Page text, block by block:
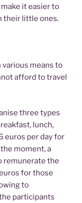
it easier to
their little ones.
means to
afford to travel
three types
lunch,
euros per day for
moment, a
remunerate the
for those
to
participants